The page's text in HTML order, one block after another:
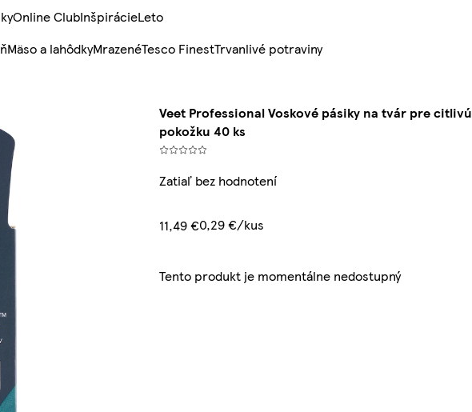
Online ClubInšpirácieLeto
Mäso a lahôdkyMrazenéTesco FinestTrvanlivé potraviny
Veet Professional Voskové pásiky na tvár pre citlivú
pokožku 40 ks
Zatiaľ bez hodnotení
11,49 €0,29 €/kus
Tento produkt je momentálne nedostupný